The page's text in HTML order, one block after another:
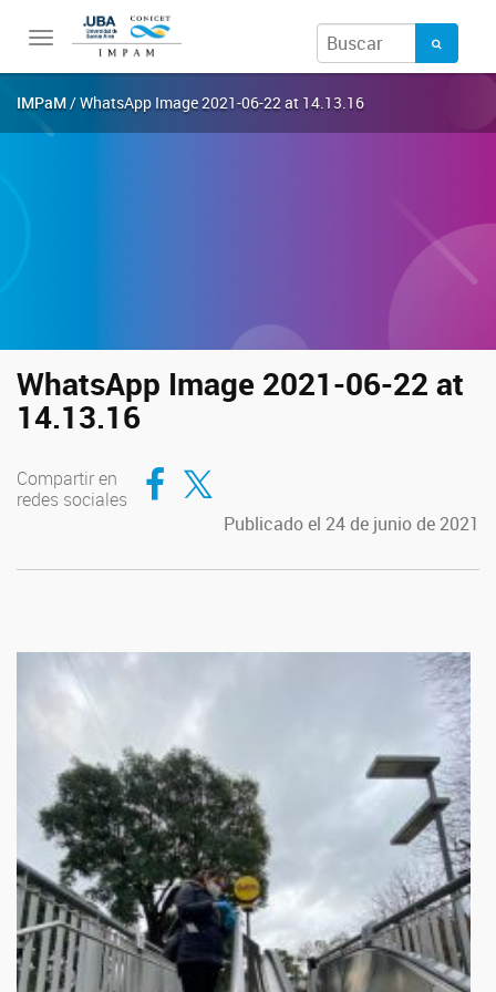
Toggle
navigation
IMPaM/ WhatsApp Image 2021-06-22 at 14.13.16
WhatsApp Image 2021-06-22 at
14.13.16
Compartir en
redes sociales
Compartir en Facebook
Compartir en Twitter
Publicado el 24 de junio de 2021